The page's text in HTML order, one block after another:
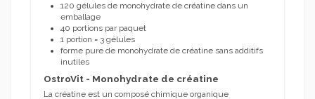
120 gélules de monohydrate de créatine dans un
emballage
40 portions par paquet
1 portion = 3 gélules
forme pure de monohydrate de créatine sans additifs
inutiles
OstroVit - Monohydrate de créatine
La créatine est un composé chimique organique